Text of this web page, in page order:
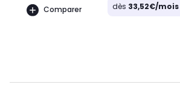
Comparer dès 33,52€/mois